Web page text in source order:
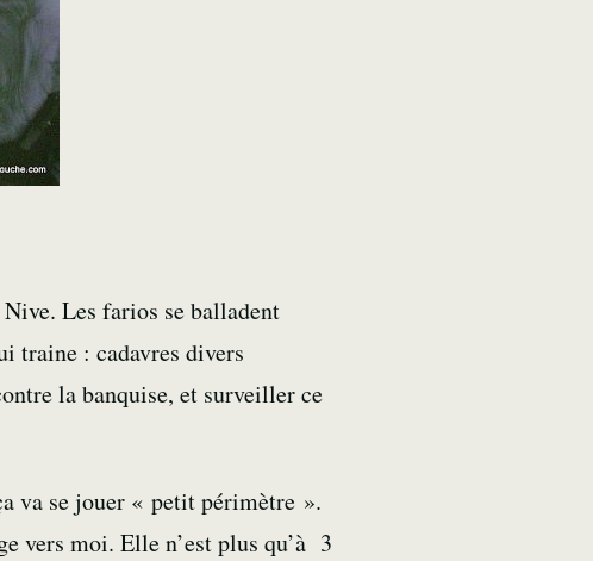
Les farios se balladent
traine : cadavres divers
la banquise, et surveiller ce
va se jouer « petit périmètre ».
vers moi. Elle n’est plus qu’à 3